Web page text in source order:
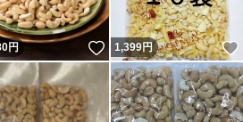
！
円 いいね！
1,399円